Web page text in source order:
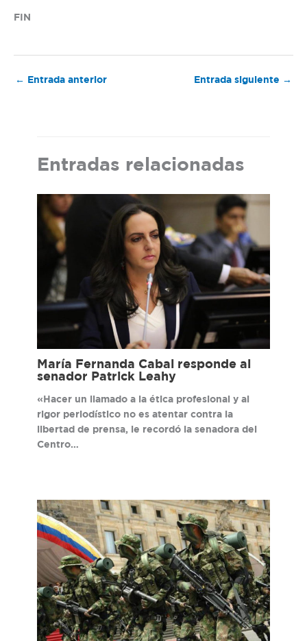
FIN
← Entrada anterior Entrada siguiente →
Entradas relacionadas
María Fernanda Cabal responde al
senador Patrick Leahy
«Hacer un llamado a la ética profesional y al
rigor periodístico no es atentar contra la
libertad de prensa, le recordó la senadora del
Centro…